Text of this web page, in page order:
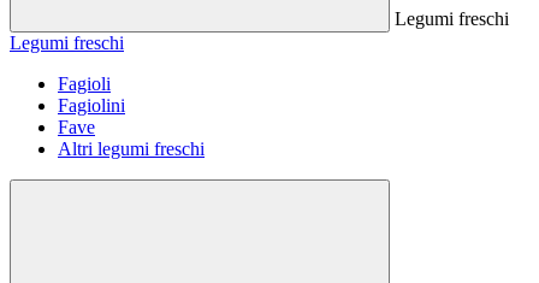
Legumi freschi
Legumi freschi
Fagioli
Fagiolini
Fave
Altri legumi freschi